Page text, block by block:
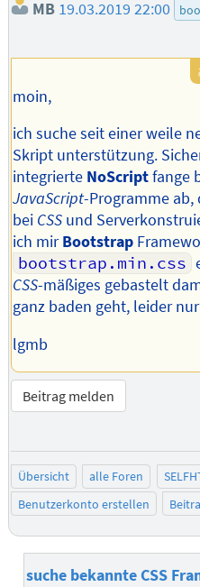
MB 19.03.2019 22:00
moin,
ich suche seit einer weile
Skript unterstützung.
integrierte NoScriptfange
JavaScript-Programme ab,
bei CSS und
ich mirBootstrap
bootstrap.min.css
CSS-mäßiges gebastelt
ganz baden geht, leider
lgmb
Beitrag melden
Übersicht alle Foren
Benutzerkonto erstellen
suche bekannte CSS